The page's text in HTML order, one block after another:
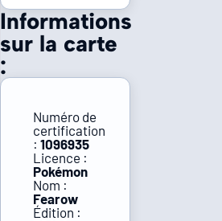
Informations
sur la carte
:
Numéro de
certification
: 1096935
Licence :
Pokémon
Nom :
Fearow
Édition :